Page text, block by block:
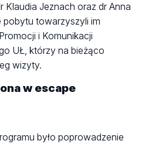
Klaudia Jeznach oraz dr Anna
pobytu towarzyszyli im
i Komunikacji
UŁ, którzy na bieżąco
wizyty.
w escape
było poprowadzenie